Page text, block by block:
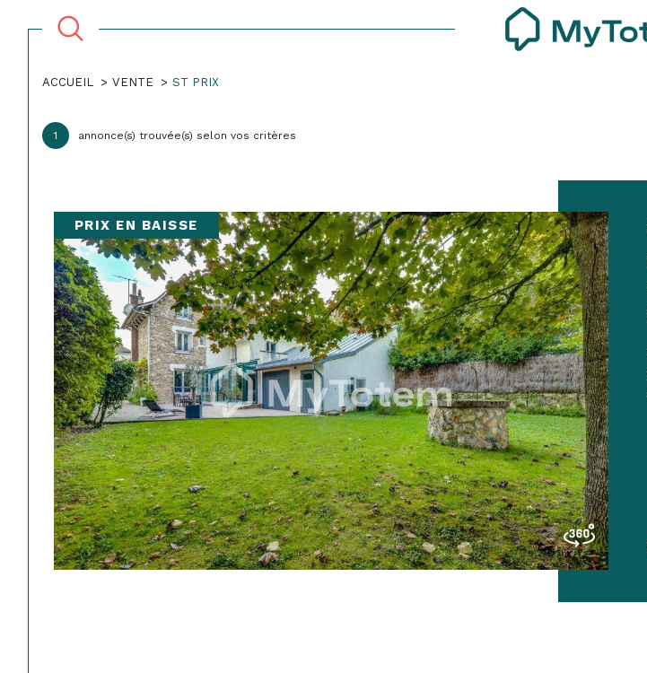
de l'immo pro
de l'immo pro
Voir les
95390 - Saint-Prix
ACCUEIL VENTE ST PRIX
1 annonce(s) trouvée(s) selon vos critères
PRIX EN BAISSE